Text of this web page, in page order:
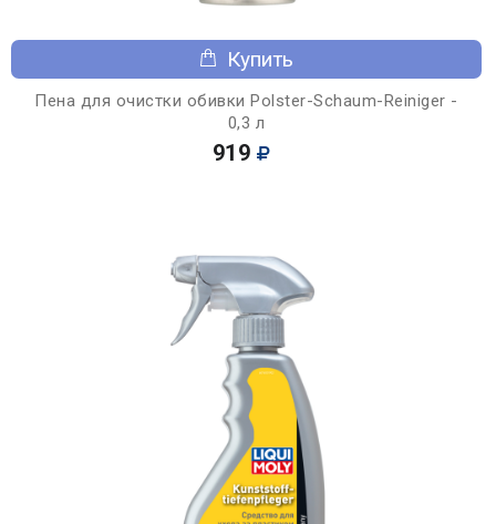
Купить
Пена для очистки обивки Polster-Schaum-Reiniger -
0,3 л
919